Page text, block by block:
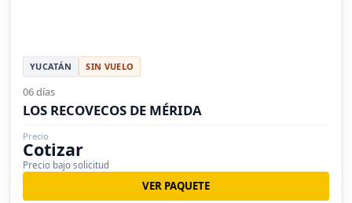
YUCATÁN SIN VUELO
06 días
LOS RECOVECOS DE MÉRIDA
Precio
Cotizar
Precio bajo solicitud
VER PAQUETE